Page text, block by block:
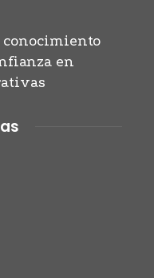
conocimiento
en